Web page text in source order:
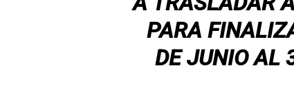
PARA
DE JUNIO AL